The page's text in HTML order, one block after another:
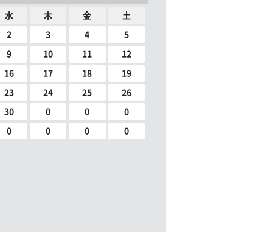
水 木 金 土
2 3 4 5
9 10 11 12
16 17 18 19
23 24 25 26
30 0 0 0
0 0 0 0